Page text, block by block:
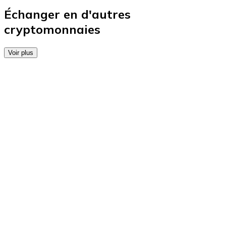
Achetez des cartes-cadeaux de vos marques
Aller à la boutique de cartes-cadeaux
Échanger en d'autres
cryptomonnaies
Voir plus